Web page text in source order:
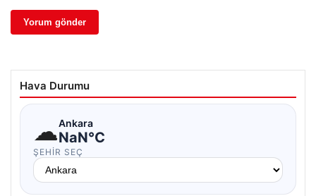
Hava Durumu
☁Ankara
NaN°C
ŞEHIR SEÇ